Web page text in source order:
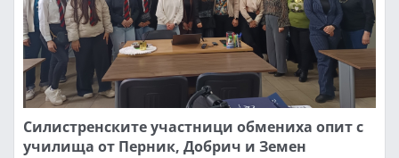
Силистренските участници обмениха опит с
училища от Перник, Добрич и Земен